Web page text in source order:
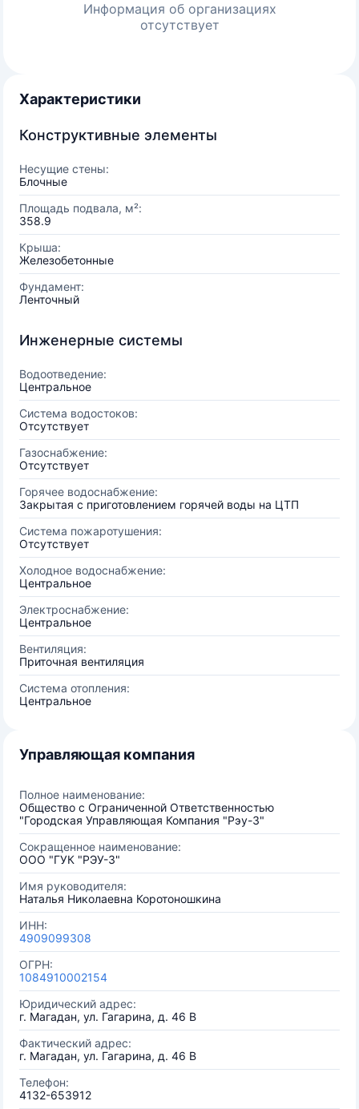
Информация об организациях
отсутствует
Характеристики
Конструктивные элементы
Несущие стены:
Блочные
Площадь подвала, м²:
358.9
Крыша:
Железобетонные
Фундамент:
Ленточный
Инженерные системы
Водоотведение:
Центральное
Система водостоков:
Отсутствует
Газоснабжение:
Отсутствует
Горячее водоснабжение:
Закрытая с приготовлением горячей воды на ЦТП
Система пожаротушения:
Отсутствует
Холодное водоснабжение:
Центральное
Электроснабжение:
Центральное
Вентиляция:
Приточная вентиляция
Система отопления:
Центральное
Управляющая компания
Полное наименование:
Общество с Ограниченной Ответственностью
"Городская Управляющая Компания "Рэу-3"
Сокращенное наименование:
OOO "ГУК "РЭУ-3"
Имя руководителя:
Наталья Николаевна Коротоношкина
ИНН:
4909099308
ОГРН:
1084910002154
Юридический адрес:
г. Магадан, ул. Гагарина, д. 46 В
Фактический адрес:
г. Магадан, ул. Гагарина, д. 46 В
Телефон:
4132-653912